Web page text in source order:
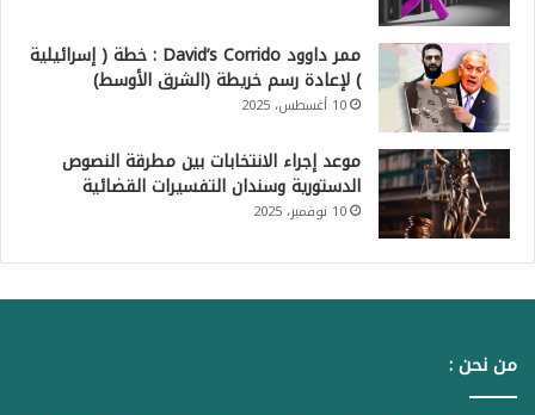
ممر داوود David’s Corrido : خطة ( إسرائيلية
) لإعادة رسم خريطة (الشرق الأوسط)
10 أغسطس، 2025
موعد إجراء الانتخابات بين مطرقة النصوص
الدستورية وسندان التفسيرات القضائية
10 نوفمبر، 2025
من نحن :